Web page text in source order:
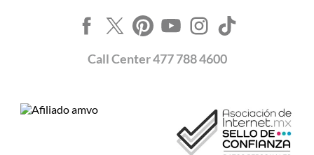
CallCenter477 788 4600